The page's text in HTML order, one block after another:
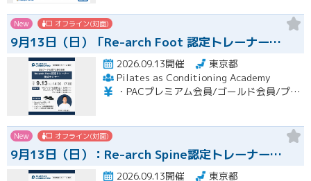
New オフライン(対面)
9月13日（日）「Re-arch Foot 認定トレーナー…
2026.09.13開催
東京都
Pilates as Conditioning Academy
・PACプレミアム会員/ゴールド会員/プラチナ会員：9,900円（税込） ・PACスタンダード会員：13,200円（税込） ・フリー会員：16,500円（税込）
New オフライン(対面)
9月13日（日）：Re-arch Spine認定トレーナー…
2026.09.13開催
東京都